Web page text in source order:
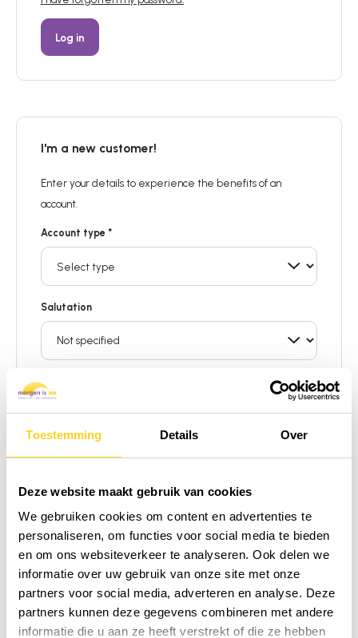
Toestemming Details Over
Deze website maakt gebruik van cookies
We gebruiken cookies om content en advertenties te
personaliseren, om functies voor social media te bieden
en om ons websiteverkeer te analyseren. Ook delen we
informatie over uw gebruik van onze site met onze
partners voor social media, adverteren en analyse. Deze
partners kunnen deze gegevens combineren met andere
informatie die u aan ze heeft verstrekt of die ze hebben
Log in
I'm a new customer!
Enter your details to experience the benefits of an
account.
Account type *
Salutation
First name *
Last name *
Email address *
Yes, I’m signing up for the newsletter and will
receive a 5% discount code for my next order.